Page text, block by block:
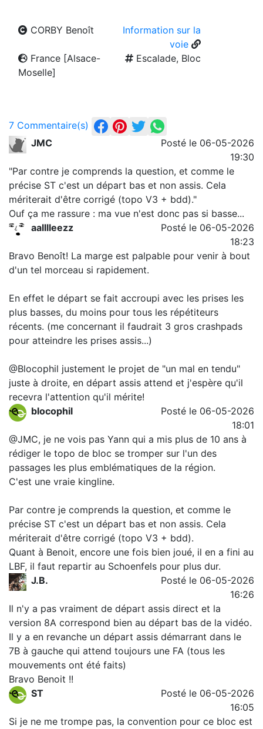
CORBY Benoît
Information sur la
voie
France [Alsace-
Moselle]
Escalade, Bloc
7 Commentaire(s)
JMC
Posté le 06-05-2026
19:30
"Par contre je comprends la question, et comme le
précise ST c'est un départ bas et non assis. Cela
mériterait d'être corrigé (topo V3 + bdd)."
Ouf ça me rassure : ma vue n'est donc pas si basse...
aalllleezz
Posté le 06-05-2026
18:23
Bravo Benoît! La marge est palpable pour venir à bout
d'un tel morceau si rapidement.
En effet le départ se fait accroupi avec les prises les
plus basses, du moins pour tous les répétiteurs
récents. (me concernant il faudrait 3 gros crashpads
pour atteindre les prises assis...)
@Blocophil justement le projet de "un mal en tendu"
juste à droite, en départ assis attend et j'espère qu'il
recevra l'attention qu'il mérite!
blocophil
Posté le 06-05-2026
18:01
@JMC, je ne vois pas Yann qui a mis plus de 10 ans à
rédiger le topo de bloc se tromper sur l'un des
passages les plus emblématiques de la région.
C'est une vraie kingline.
Par contre je comprends la question, et comme le
précise ST c'est un départ bas et non assis. Cela
mériterait d'être corrigé (topo V3 + bdd).
Quant à Benoit, encore une fois bien joué, il en a fini au
LBF, il faut repartir au Schoenfels pour plus dur.
J.B.
Posté le 06-05-2026
16:26
Il n'y a pas vraiment de départ assis direct et la
version 8A correspond bien au départ bas de la vidéo.
Il y a en revanche un départ assis démarrant dans le
7B à gauche qui attend toujours une FA (tous les
mouvements ont été faits)
Bravo Benoit !!
ST
Posté le 06-05-2026
16:05
Si je ne me trompe pas, la convention pour ce bloc est